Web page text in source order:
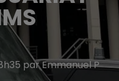
par Emmanuel P